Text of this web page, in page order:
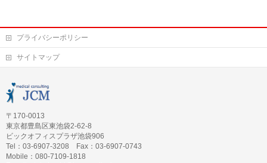
プライバシーポリシー
サイトマップ
〒170-0013
東京都豊島区東池袋2-62-8
ビックオフィスプラザ池袋906
Tel：03-6907-3208 Fax：03-6907-0743
Mobile：080-7109-1818